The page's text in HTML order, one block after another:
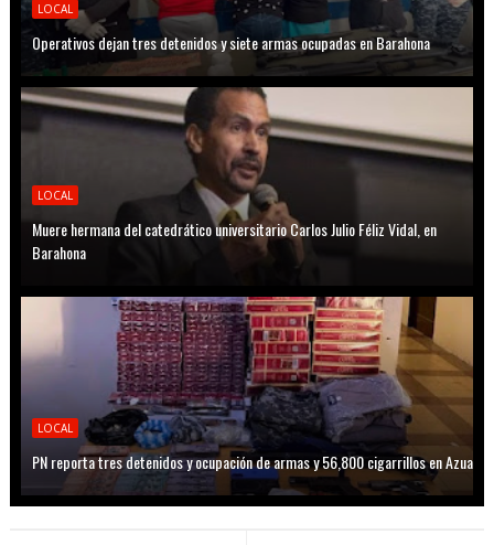
LOCAL
Operativos dejan tres detenidos y siete armas ocupadas en Barahona
LOCAL
Muere hermana del catedrático universitario Carlos Julio Féliz Vidal, en
Barahona
LOCAL
PN reporta tres detenidos y ocupación de armas y 56,800 cigarrillos en Azua